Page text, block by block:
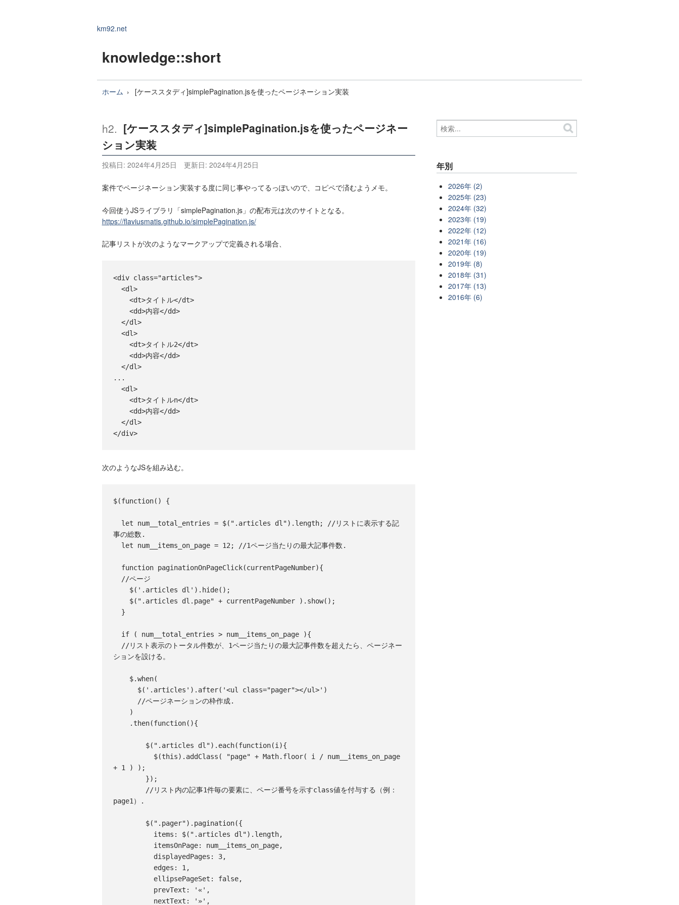
km92.net
knowledge::short
ホーム [ケーススタディ]simplePagination.jsを使ったページネーション実装
[ケーススタディ]simplePagination.jsを使ったページネー
ション実装
投稿日: 2024年4月25日 更新日: 2024年4月25日
案件でページネーション実装する度に同じ事やってるっぽいので、コピペで済むようメモ。
今回使うJSライブラリ「simplePagination.js」の配布元は次のサイトとなる。
https://flaviusmatis.github.io/simplePagination.js/
記事リストが次のようなマークアップで定義される場合、
<div class="articles">
  <dl>
    <dt>タイトル</dt>
    <dd>内容</dd>
  </dl>
  <dl>
    <dt>タイトル2</dt>
    <dd>内容</dd>
  </dl>
...
  <dl>
    <dt>タイトルn</dt>
    <dd>内容</dd>
  </dl>
</div>
次のようなJSを組み込む。
$(function() {
事の総数.
  function paginationOnPageClick(currentPageNumber){
  if ( num__total_entries > num__items_on_page ){
ションを設ける。
      $('.articles').after('<ul class="pager"></ul>')
+ 1 ) );
        });
page1）.
年別
2026年 (2)
2025年 (23)
2024年 (32)
2023年 (19)
2022年 (12)
2021年 (16)
2020年 (19)
2019年 (8)
2018年 (31)
2017年 (13)
2016年 (6)